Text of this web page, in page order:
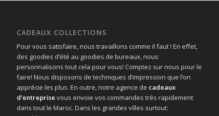
CADEAUX COLLECTIONS
Pour vous satisfaire, nous travaillons comme il faut ! En effet,
des goodies d’été au goodies de bureaux, nous
personnalisons tout cela pour vous! Comptez sur nous pour le
faire! Nous disposons de techniques d’impression que l’on
apprécie les plus. En outre, notre agence de cadeaux
d’entreprise vous envoie vos commandes très rapidement
dans tout le Maroc. Dans les grandes villes surtout: